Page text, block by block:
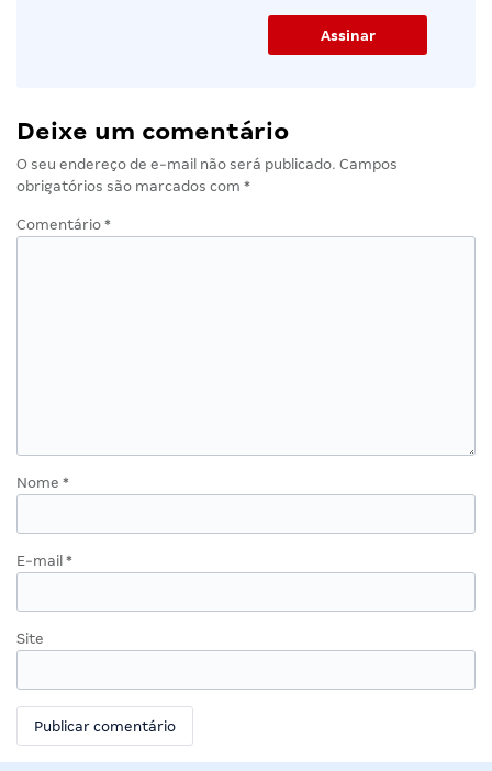
Deixe um comentário
O seu endereço de e-mail não será publicado. Campos
obrigatórios são marcados com *
Comentário *
Nome *
E-mail *
Site